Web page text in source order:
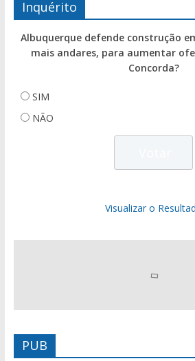
Inquérito
Albuquerque defende construção
mais andares, para aumentar
Concorda?
SIM
NÃO
Visualizar o
PUB